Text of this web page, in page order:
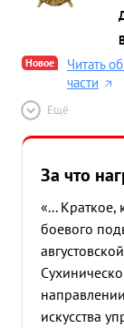
Новое
Читать
части
Ещё
За что
«... Краткое,
боевого
искусства